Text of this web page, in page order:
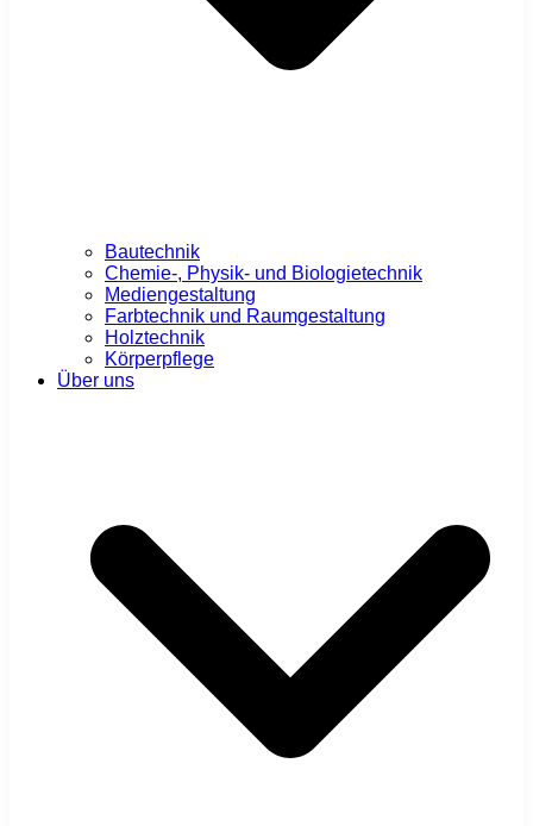
Bautechnik
Chemie-, Physik- und Biologietechnik
Mediengestaltung
Farbtechnik und Raumgestaltung
Holztechnik
Körperpflege
Über uns